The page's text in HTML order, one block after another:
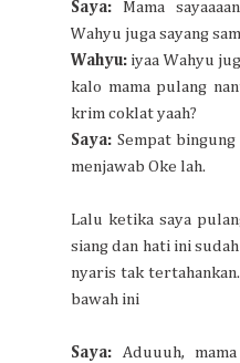
Saya: Mama
Wahyu juga sayang
Wahyu: iyaa Wahyu
kalo mama pulang
krim coklat yaah?
Saya: Sempat
menjawab Oke lah.
Lalu ketika saya
siang dan hati ini
nyaris tak
bawah ini
Saya: Aduuuh,